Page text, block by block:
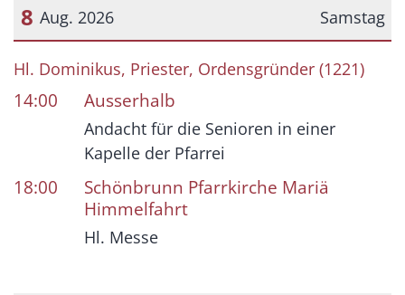
Samstag
8 Aug. 2026
Datum: 8. August 2026
Hl. Dominikus, Priester, Ordensgründer (1221)
14:00 Ausserhalb
Andacht für die Senioren in einer
Kapelle der Pfarrei
18:00
Schönbrunn Pfarrkirche Mariä
Himmelfahrt
Hl. Messe